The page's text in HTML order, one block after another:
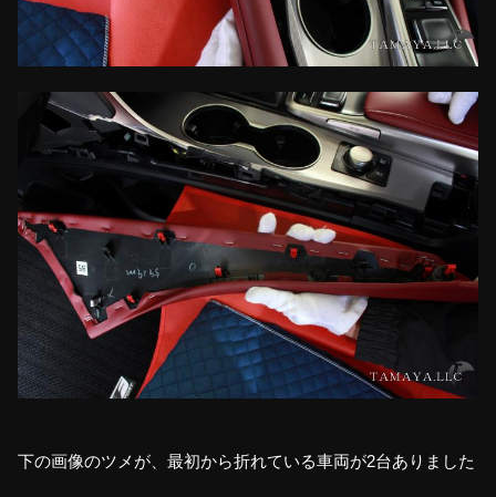
下の画像のツメが、最初から折れている車両が2台ありました